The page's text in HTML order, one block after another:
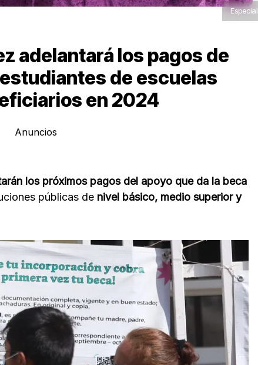
Especial
adelantará los pagos de
de escuelas
en 2024
Anuncios
los próximos pagos del apoyo que da la beca
públicas de nivel básico, medio superior y